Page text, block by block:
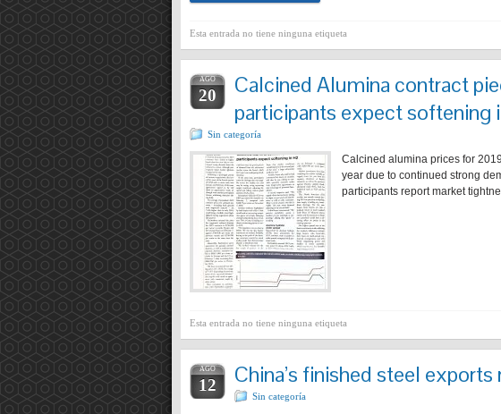
Esta entrada no tiene ninguna etiqueta
AGO
20
Calcined Alumina contract
participants expect softening
Sin categoría
Calcined alumina prices for
year due to continued strong
participants report market
Esta entrada no tiene ninguna etiqueta
AGO
12 China’s finished steel exports
Sin categoría